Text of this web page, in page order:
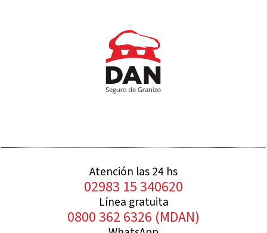
Atención las 24 hs
02983 15 340620
Línea gratuita
0800 362 6326 (MDAN)